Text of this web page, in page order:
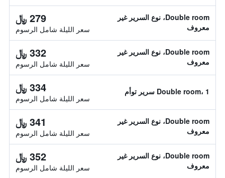
Double room، نوع السرير غير
معروف
279 ﷼
سعر الليلة شامل الرسوم
Double room، نوع السرير غير
معروف
332 ﷼
سعر الليلة شامل الرسوم
Double room، 1 سرير توأم 334 ﷼
سعر الليلة شامل الرسوم
Double room، نوع السرير غير
معروف
341 ﷼
سعر الليلة شامل الرسوم
Double room، نوع السرير غير
معروف
352 ﷼
سعر الليلة شامل الرسوم